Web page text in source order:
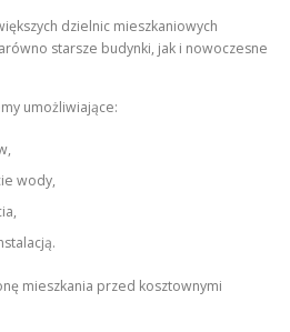
dzielnic mieszkaniowych
starsze budynki, jak i nowoczesne
umożliwiające:
wody,
mieszkania przed kosztownymi